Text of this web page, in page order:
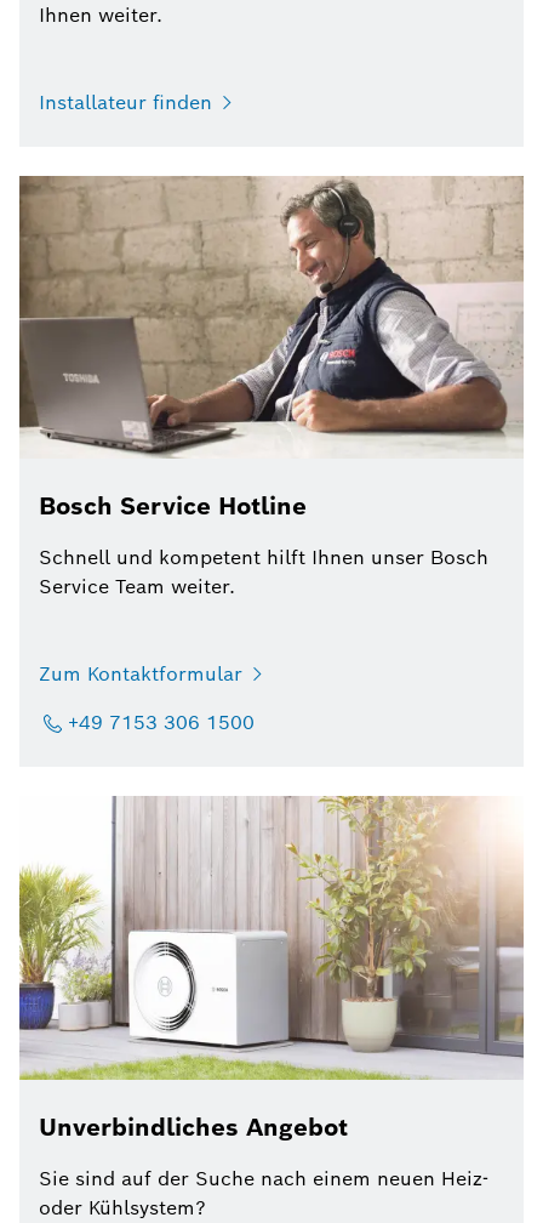
Ihnen weiter.
Installateur finden
Bosch Service Hotline
Schnell und kompetent hilft Ihnen unser Bosch
Service Team weiter.
Zum Kontaktformular
+49 7153 306 1500
Unverbindliches Angebot
Sie sind auf der Suche nach einem neuen Heiz-
oder Kühlsystem?